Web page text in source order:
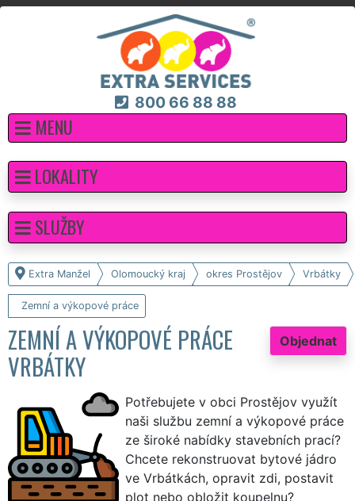
800 66 88 88
MENU
Extra Manžel Olomoucký kraj okres Prostějov Vrbátky
Zemní a výkopové práce
Objednat
ZEMNÍ A VÝKOPOVÉ PRÁCE
VRBÁTKY
Potřebujete v obci Prostějov využít
naši službu zemní a výkopové práce
ze široké nabídky stavebních prací?
Chcete rekonstruovat bytové jádro
ve Vrbátkách, opravit zdi, postavit
plot nebo obložit koupelnu?
LOKALITY
SLUŽBY